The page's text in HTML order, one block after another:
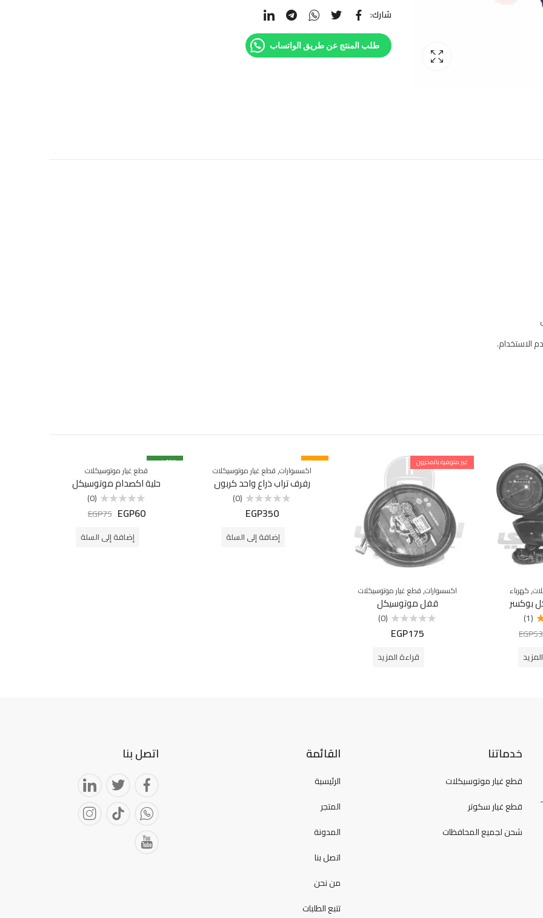
شارك:
طلب المنتج عن طريق الواتساب
الاستخدام.
,كهرباء
بوكسر
(1)
EGP
غير متوفرة بالمخزون
اكسسوارات,قطع غيار موتوسيكلات
قفل موتوسيكل
التقييم
(0)
EGP175
قراءة المزيد
مميزة
اكسسوارات,قطع غيار موتوسيكلات
رفرف تراب ذراع واحد كربون
التقييم
(0)
EGP350
إضافة إلى السلة
20% خصم
قطع غيار موتوسيكلات
حلية اكصدام موتوسيكل
التقييم
(0)
EGP60
EGP75
إضافة إلى السلة
خدماتنا
قطع غيار موتوسيكلات
قطع غيار سكوتر
شحن لجميع المحافظات
القائمة
الرئيسية
المتجر
المدونة
اتصل بنا
من نحن
تتبع الطلبات
اتصل بنا